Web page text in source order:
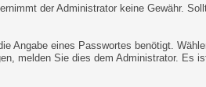
der Administrator keine Gewähr.
Angabe eines Passwortes benötigt.
melden Sie dies dem Administrator. Es